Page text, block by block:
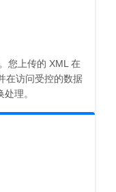
您上传的 XML 在
在访问受控的数据
理。